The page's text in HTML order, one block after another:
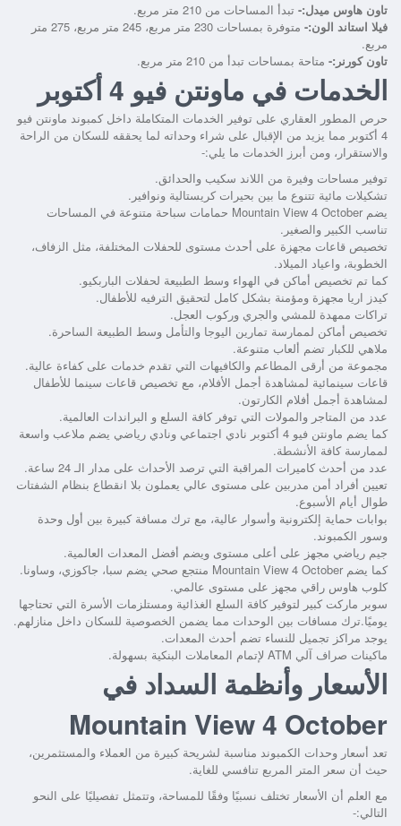
تاون هاوس ميدل:- تبدأ المساحات من 210 متر مربع.
فيلا استاند الون:-
متوفرة بمساحات 230 متر مربع، 245 متر مربع، 275 متر
مربع.
تاون كورنر:- متاحة بمساحات تبدأ من 210 متر مربع.
الخدمات في ماونتن فيو 4 أكتوبر
حرص المطور العقاري على توفير الخدمات المتكاملة داخل كمبوند ماونتن فيو
4 أكتوبر مما يزيد من الإقبال على شراء وحداته لما يحققه للسكان من الراحة
والاستقرار، ومن أبرز الخدمات ما يلي:-
توفير مساحات وفيرة من اللاند سكيب والحدائق.
تشكيلات مائية تتنوع ما بين بحيرات كريستالية ونوافير.
يضم Mountain View 4 October حمامات سباحة متنوعة في المساحات
تناسب الكبير والصغير.
تخصيص قاعات مجهزة على أحدث مستوى للحفلات المختلفة، مثل الزفاف،
الخطوبة، واعياد الميلاد.
كما تم تخصيص أماكن في الهواء وسط الطبيعة لحفلات الباربكيو.
كيدز اريا مجهزة ومؤمنة بشكل كامل لتحقيق الترفيه للأطفال.
تراكات ممهدة للمشي والجري وركوب العجل.
تخصيص أماكن لممارسة تمارين اليوجا والتأمل وسط الطبيعة الساحرة.
ملاهي للكبار تضم ألعاب متنوعة.
مجموعة من أرقى المطاعم والكافيهات التي تقدم خدمات على كفاءة عالية.
قاعات سينمائية لمشاهدة أجمل الأفلام، مع تخصيص قاعات سينما للأطفال
لمشاهدة أجمل أفلام الكارتون.
عدد من المتاجر والمولات التي توفر كافة السلع و البراندات العالمية.
كما يضم ماونتن فيو 4 أكتوبر نادي اجتماعي ونادي رياضي يضم ملاعب واسعة
لممارسة كافة الأنشطة.
عدد من أحدث كاميرات المراقبة التي ترصد الأحداث على مدار الـ 24 ساعة.
تعيين أفراد أمن مدربين على مستوى عالي يعملون بلا انقطاع بنظام الشفتات
طوال أيام الأسبوع.
بوابات حماية إلكترونية وأسوار عالية، مع ترك مسافة كبيرة بين أول وحدة
وسور الكمبوند.
جيم رياضي مجهز على أعلى مستوى ويضم أفضل المعدات العالمية.
كما يضم Mountain View 4 October منتجع صحي يضم سبا، جاكوزي، وساونا.
كلوب هاوس راقي مجهز على مستوى عالمي.
سوبر ماركت كبير لتوفير كافة السلع الغذائية ومستلزمات الأسرة التي تحتاجها
يوميًا.ترك مسافات بين الوحدات مما يضمن الخصوصية للسكان داخل منازلهم.
يوجد مراكز تجميل للنساء تضم أحدث المعدات.
ماكينات صراف آلي ATM لإتمام المعاملات البنكية بسهولة.
الأسعار وأنظمة السداد في
Mountain View 4 October
تعد أسعار وحدات الكمبوند مناسبة لشريحة كبيرة من العملاء والمستثمرين،
حيث أن سعر المتر المربع تنافسي للغاية.
مع العلم أن الأسعار تختلف نسبيًا وفقًا للمساحة، وتتمثل تفصيليًا على النحو
التالي:-